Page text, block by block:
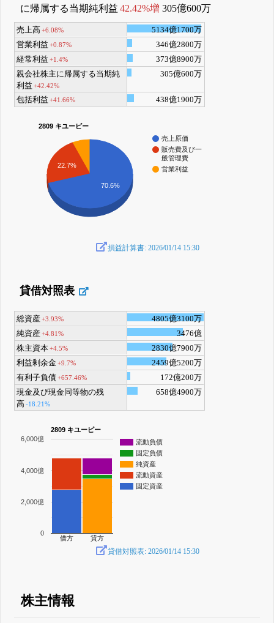
に帰属する当期純利益 42.42%増 305億600万
売上高 +6.08%
5134億1700万
営業利益 +0.87%
346億2800万
経常利益 +1.4%
373億8900万
親会社株主に帰属する当期純
利益 +42.42%
305億600万
包括利益 +41.66% 438億1900万
2809 キユーピー
売上原価
販売費及び一
般管理費
営業利益
22.7%
70.6%
損益計算書: 2026/01/14 15:30
貸借対照表
総資産+3.93%
4805億3100万
純資産+4.81%
3476億
株主資本+4.5%
2830億7900万
利益剰余金+9.7%
2459億5200万
有利子負債+657.46%
172億200万
現金及び現金同等物の残
高-18.21%
658億4900万
2809 キユーピー
流動負債
固定負債
純資産
流動資産
固定資産
借方 貸方
0
2,000億
4,000億
6,000億
貸借対照表: 2026/01/14 15:30
株主情報